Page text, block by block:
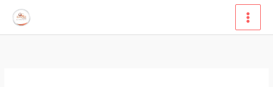
Lewati
konten